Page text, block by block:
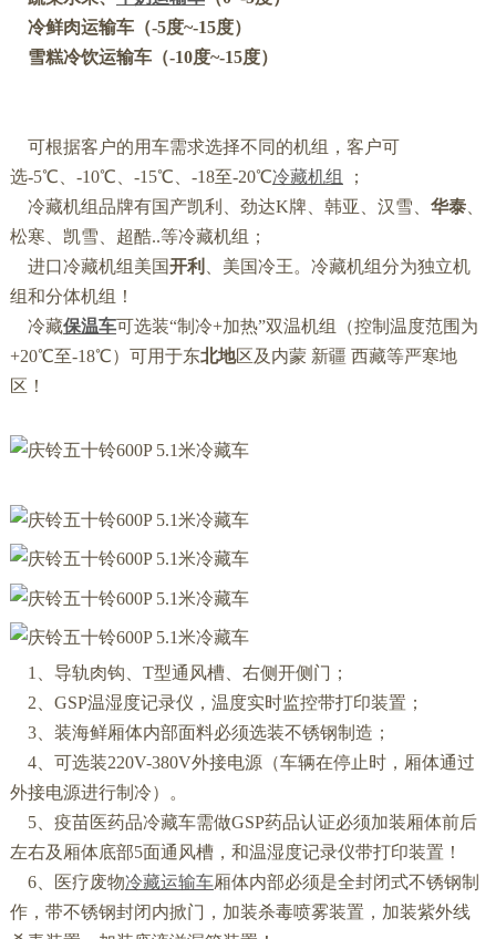
冷鲜肉运输车（-5度~-15度）
雪糕冷饮运输车（-10度~-15度）
可根据客户的用车需求选择不同的机组，客户可
选-5℃、-10℃、-15℃、-18至-20℃冷藏机组
；
冷藏机组品牌有国产凯利、劲达K牌、韩亚、汉雪、 华泰、
松寒、凯雪、超酷..等冷藏机组；
进口冷藏机组美国开利
、美国冷王。冷藏机组分为独立机
组和分体机组！
冷藏保温车可选装“制冷+加热”双温机组（控制温度范围为
+20℃至-18℃）可用于东北地区及内蒙 新疆 西藏等严寒地
区！
1、导轨肉钩、T型通风槽、右侧开侧门；
2、GSP温湿度记录仪，温度实时监控带打印装置；
3、装海鲜厢体内部面料必须选装不锈钢制造；
4、可选装220V-380V外接电源（车辆在停止时，厢体通过
外接电源进行制冷）。
5、疫苗医药品冷藏车需做GSP药品认证必须加装厢体前后
左右及厢体底部5面通风槽，和温湿度记录仪带打印装置！
6、医疗废物冷藏运输车厢体内部必须是全封闭式不锈钢制
作，带不锈钢封闭内掀门，加装杀毒喷雾装置，加装紫外线